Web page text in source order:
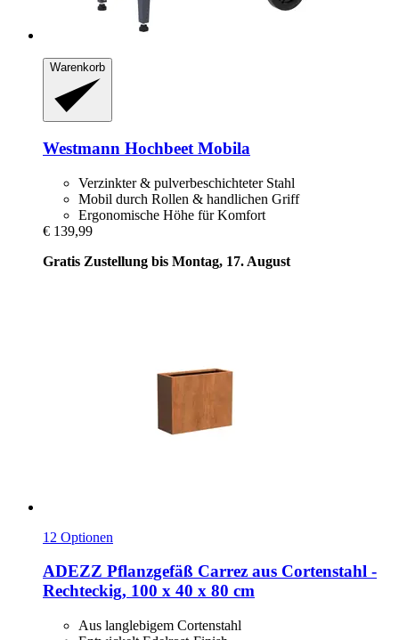
Warenkorb
Westmann Hochbeet Mobila
Verzinkter & pulverbeschichteter Stahl
Mobil durch Rollen & handlichen Griff
Ergonomische Höhe für Komfort
€ 139,99
Gratis Zustellung bis Montag, 17. August
12 Optionen
ADEZZ Pflanzgefäß Carrez aus Cortenstahl -​
Rechteckig, 100 x 40 x 80 cm
Aus langlebigem Cortenstahl